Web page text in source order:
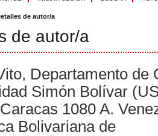
de autor/a
de autor/a
Departamento de
Simón Bolívar
1080 A.
Bolivariana de